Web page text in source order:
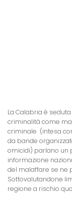
La Calabria è
criminalità come
criminale  (intesa
da bande
omicidi) parlano un
informazione
del malaffare se ne
Sottovalutandone
regione a rischio